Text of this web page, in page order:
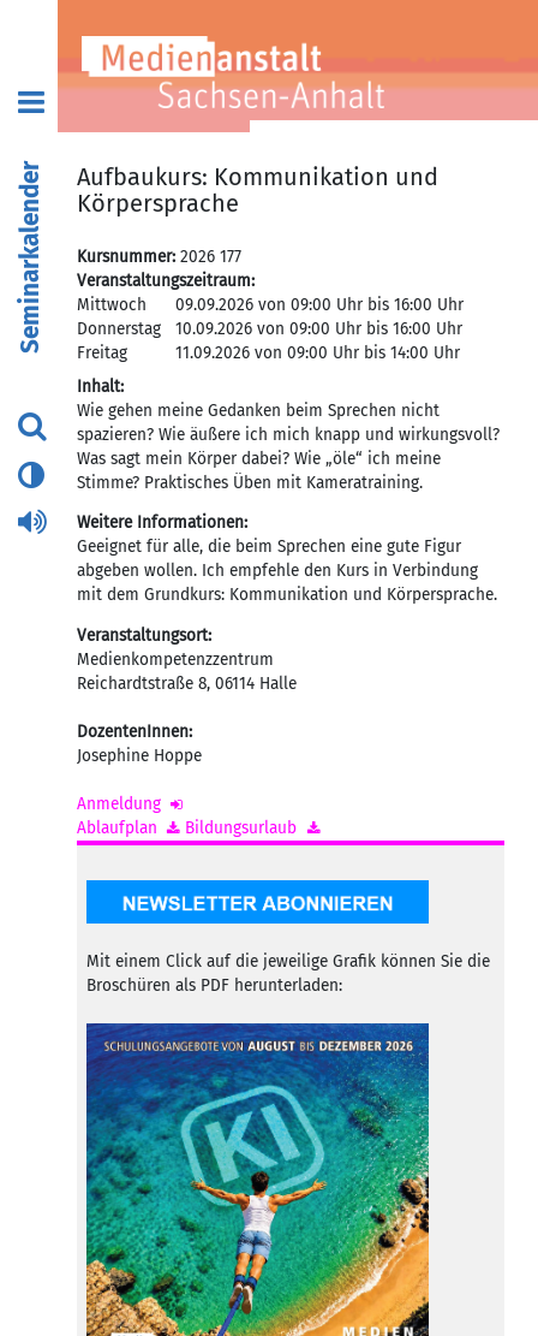
Seminarkalender
Aufbaukurs: Kommunikation und
Körpersprache
Kursnummer: 2026 177
Veranstaltungszeitraum:
Mittwoch
09.09.2026 von 09:00 Uhr bis 16:00 Uhr
Donnerstag
10.09.2026 von 09:00 Uhr bis 16:00 Uhr
Freitag
11.09.2026 von 09:00 Uhr bis 14:00 Uhr
Inhalt:
Wie gehen meine Gedanken beim Sprechen nicht
spazieren? Wie äußere ich mich knapp und wirkungsvoll?
Was sagt mein Körper dabei? Wie „öle“ ich meine
Stimme? Praktisches Üben mit Kameratraining.
Weitere Informationen:
Geeignet für alle, die beim Sprechen eine gute Figur
abgeben wollen. Ich empfehle den Kurs in Verbindung
mit dem Grundkurs: Kommunikation und Körpersprache.
Veranstaltungsort:
Medienkompetenzzentrum
Reichardtstraße 8, 06114 Halle
DozentenInnen:
Josephine Hoppe
Anmeldung
Ablaufplan
Bildungsurlaub
Mit einem Click auf die jeweilige Grafik können Sie die
Broschüren als PDF herunterladen: